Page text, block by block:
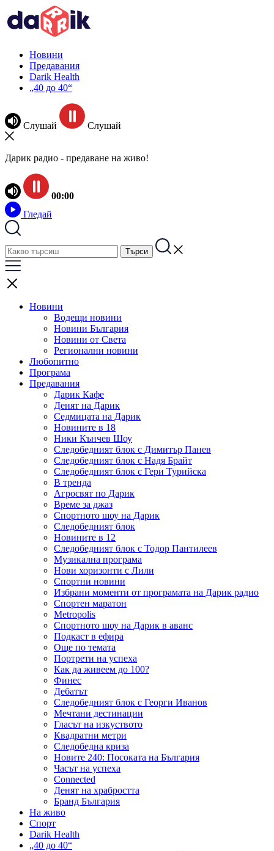
Новини
Предавания
Darik Health
„40 до 40“
Слушай Слушай
Дарик радио - предаване на живо!
00:00
Гледай
Новини
Водещи новини
Новини България
Новини от Света
Регионални новини
Любопитно
Програма
Предавания
Дарик Кафе
Денят на Дарик
Седмицата на Дарик
Новините в 18
Ники Кънчев Шоу
Следобедният блок с Димитър Панев
Следобедният блок с Надя Брайт
Следобедният блок с Гери Турийска
В тренда
Агросвят по Дарик
Време за джаз
Спортното шоу на Дарик
Следобедният блок
Новините в 12
Следобедният блок с Тодор Пантилеев
Музикална програма
Нови хоризонти с Лили
Спортни новини
Избрани моменти от програмата на Дарик радио
Спортен маратон
Metropolis
Спортното шоу на Дарик в аванс
Подкаст в ефира
Още по темата
Портрети на успеха
Как да живеем до 100?
Финес
Дебатът
Следобедният блок с Георги Иванов
Мечтани дестинации
Гласът на изкуството
Квадратни метри
Следобедна криза
Новите 240: Посоката на България
Часът на успеха
Connected
Денят на храбростта
Бранд България
На живо
Спорт
Darik Health
„40 до 40“